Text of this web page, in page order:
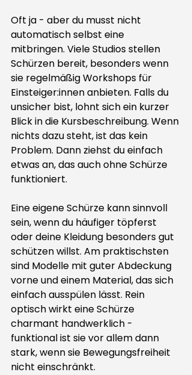
Oft ja - aber du musst nicht
automatisch selbst eine
mitbringen. Viele Studios stellen
Schürzen bereit, besonders wenn
sie regelmäßig Workshops für
Einsteiger:innen anbieten. Falls du
unsicher bist, lohnt sich ein kurzer
Blick in die Kursbeschreibung. Wenn
nichts dazu steht, ist das kein
Problem. Dann ziehst du einfach
etwas an, das auch ohne Schürze
funktioniert.
Eine eigene Schürze kann sinnvoll
sein, wenn du häufiger töpferst
oder deine Kleidung besonders gut
schützen willst. Am praktischsten
sind Modelle mit guter Abdeckung
vorne und einem Material, das sich
einfach ausspülen lässt. Rein
optisch wirkt eine Schürze
charmant handwerklich -
funktional ist sie vor allem dann
stark, wenn sie Bewegungsfreiheit
nicht einschränkt.